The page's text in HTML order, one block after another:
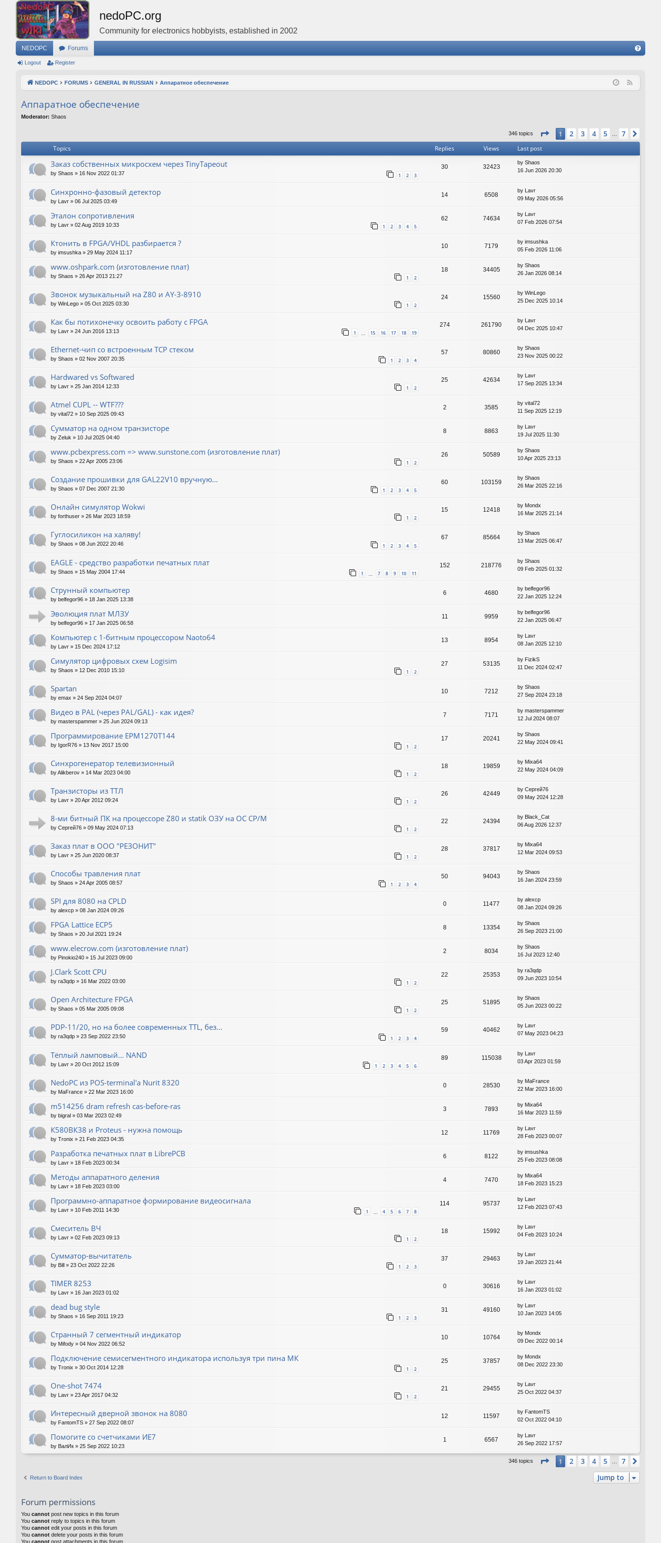
nedoPC.org
Community for electronics hobbyists, established in 2002
NEDOPC Forums
Q
Logout Register
NEDOPC FORUMS GENERAL IN RUSSIAN Аппаратное обеспечение
Аппаратное обеспечение
Moderator: Shaos
346 topics Page 1of7
1 2 3 4 5 … 7
Topics Replies Views Last post
Заказ собственных микросхем через TinyTapeout
by Shaos » 16 Nov 2022 01:37 1 2 3
30 32423
by Shaos
16 Jun 2026 20:30
Синхронно-фазовый детектор
by Lavr » 06 Jul 2025 03:49
14 6508
by Lavr
09 May 2026 05:56
Эталон сопротивления
by Lavr » 02 Aug 2019 10:33 1 2 3 4 5
62 74634
by Lavr
07 Feb 2026 07:54
Ктонить в FPGA/VHDL разбирается ?
by imsushka » 29 May 2024 11:17
10 7179
by imsushka
05 Feb 2026 11:06
www.oshpark.com (изготовление плат)
by Shaos » 26 Apr 2013 21:27 1 2
18 34405
by Shaos
26 Jan 2026 08:14
Звонок музыкальный на Z80 и AY-3-8910
by WinLego » 05 Oct 2025 03:30 1 2
24 15560
by WinLego
25 Dec 2025 10:14
Как бы потихонечку освоить работу с FPGA
by Lavr » 24 Jun 2016 13:13 1 15 16 17 18 19
274 261790
by Lavr
04 Dec 2025 10:47
Ethernet-чип со встроенным TCP стеком
by Shaos » 02 Nov 2007 20:35 1 2 3 4
57 80860
by Shaos
23 Nov 2025 00:22
Hardwared vs Softwared
by Lavr » 25 Jan 2014 12:33 1 2
25 42634
by Lavr
17 Sep 2025 13:34
Atmel CUPL -- WTF???
by vital72 » 10 Sep 2025 09:43
2 3585
by vital72
11 Sep 2025 12:19
Сумматор на одном транзисторе
by Zeluk » 10 Jul 2025 04:40
8 8863
by Lavr
19 Jul 2025 11:30
www.pcbexpress.com => www.sunstone.com (изготовление плат)
by Shaos » 22 Apr 2005 23:06 1 2
26 50589
by Shaos
10 Apr 2025 23:13
Создание прошивки для GAL22V10 вручную...
by Shaos » 07 Dec 2007 21:30 1 2 3 4 5
60 103159
by Shaos
26 Mar 2025 22:16
Онлайн симулятор Wokwi
by forthuser » 26 Mar 2023 18:59 1 2
15 12418
by Mondx
16 Mar 2025 21:14
Гуглосиликон на халяву!
by Shaos » 08 Jun 2022 20:46 1 2 3 4 5
67 85664
by Shaos
13 Mar 2025 06:47
EAGLE - средство разработки печатных плат
by Shaos » 15 May 2004 17:44 1 7 8 9 10 11
152 218776
by Shaos
09 Feb 2025 01:32
Струнный компьютер
by belfegor96 » 18 Jan 2025 13:38
6 4680
by belfegor96
22 Jan 2025 12:24
Эволюция плат МЛЗУ
by belfegor96 » 17 Jan 2025 06:58
11 9959
by belfegor96
22 Jan 2025 06:47
Компьютер с 1-битным процессором Naoto64
by Lavr » 15 Dec 2024 17:12
13 8954
by Lavr
08 Jan 2025 12:10
Симулятор цифровых схем Logisim
by Shaos » 12 Dec 2010 15:10 1 2
27 53135
by FizikS
11 Dec 2024 02:47
Spartan
by emax » 24 Sep 2024 04:07
10 7212
by Shaos
27 Sep 2024 23:18
Видео в PAL (через PAL/GAL) - как идея?
by masterspammer » 25 Jun 2024 09:13
7 7171
by masterspammer
12 Jul 2024 08:07
Программирование EPM1270T144
by IgorR76 » 13 Nov 2017 15:00 1 2
17 20241
by Shaos
22 May 2024 09:41
Синхрогенератор телевизионный
byAlikberov » 14 Mar 2023 04:00 1 2
18 19859
by Mixa64
22 May 2024 04:09
Транзисторы из ТТЛ
by Lavr » 20 Apr 2012 09:24 1 2
26 42449
by Сергей76
09 May 2024 12:28
8-ми битный ПК на процессоре Z80 и statik ОЗУ на ОС СР/М
by Сергей76 » 09 May 2024 07:13 1 2
22 24394
by Black_Cat
06 Aug 2026 12:37
Заказ плат в ООО "РЕЗОНИТ"
by Lavr » 25 Jun 2020 08:37 1 2
28 37817
by Mixa64
12 Mar 2024 09:53
Способы травления плат
by Shaos » 24 Apr 2005 08:57 1 2 3 4
50 94043
by Shaos
16 Jan 2024 23:59
SPI для 8080 на CPLD
by alexcp » 08 Jan 2024 09:26
0 11477
by alexcp
08 Jan 2024 09:26
FPGA Lattice ECP5
by Shaos » 20 Jul 2021 19:24
8 13354
by Shaos
26 Sep 2023 21:00
www.elecrow.com (изготовление плат)
by Pinokio240 » 15 Jul 2023 09:00
2 8034
by Shaos
16 Jul 2023 12:40
J.Clark Scott CPU
by ra3qdp » 16 Mar 2022 03:00 1 2
22 25353
by ra3qdp
09 Jun 2023 10:54
Open Architecture FPGA
by Shaos » 05 Mar 2005 09:08 1 2
25 51895
by Shaos
05 Jun 2023 00:22
PDP-11/20, но на более современных TTL, без...
by ra3qdp » 23 Sep 2022 23:50 1 2 3 4
59 40462
by Lavr
07 May 2023 04:23
Тёплый ламповый... NAND
by Lavr » 20 Oct 2012 15:09 1 2 3 4 5 6
89 115038
by Lavr
03 Apr 2023 01:59
NedoPC из POS-terminal'а Nurit 8320
by MaFrance » 22 Mar 2023 16:00
0 28530
by MaFrance
22 Mar 2023 16:00
m514256 dram refresh cas-before-ras
by bigral » 03 Mar 2023 02:49
3 7893
by Mixa64
16 Mar 2023 11:59
К580ВК38 и Proteus - нужна помощь
by Tronix » 21 Feb 2023 04:35
12 11769
by Lavr
28 Feb 2023 00:07
Разработка печатных плат в LibrePCB
by Lavr » 18 Feb 2023 00:34
6 8122
by imsushka
25 Feb 2023 08:08
Методы аппаратного деления
by Lavr » 18 Feb 2023 03:00
4 7470
by Mixa64
18 Feb 2023 15:23
Программно-аппаратное формирование видеосигнала
by Lavr » 10 Feb 2011 14:30 1 4 5 6 7 8
114 95737
by Lavr
12 Feb 2023 07:43
Смеситель ВЧ
by Lavr » 02 Feb 2023 09:13 1 2
18 15992
by Lavr
04 Feb 2023 10:24
Сумматор-вычитатель
by Bill » 23 Oct 2022 22:26 1 2 3
37 29463
by Lavr
19 Jan 2023 21:44
TIMER 8253
by Lavr » 16 Jan 2023 01:02
0 30616
by Lavr
16 Jan 2023 01:02
dead bug style
by Shaos » 16 Sep 2011 19:23 1 2 3
31 49160
by Lavr
10 Jan 2023 14:05
Странный 7 сегментный индикатор
by Mifody » 04 Nov 2022 06:52
10 10764
by Mondx
09 Dec 2022 00:14
Подключение семисегментного индикатора используя три пина МК
by Tronix » 30 Oct 2014 12:28 1 2
25 37857
by Mondx
08 Dec 2022 23:30
One-shot 7474
by Lavr » 23 Apr 2017 04:32 1 2
21 29455
by Lavr
25 Oct 2022 04:37
Интересный дверной звонок на 8080
by FantomTS » 27 Sep 2022 08:07
12 11597
by FantomTS
02 Oct 2022 04:10
Помогите со счетчиками ИЕ7
by ВалИк » 25 Sep 2022 10:23
1 6567
by
Lavr
26 Sep 2022 17:57
346 topics Page 1of7
1 2 3 4 5 7
Return to Board Index Jump to
Forum permissions
You cannot post new topics in this forum
You cannot reply to topics in this forum
You cannot edit your posts in this forum
You cannot delete your posts in this forum
You cannot post attachments in this forum